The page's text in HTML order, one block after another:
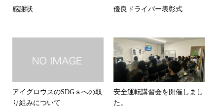
感謝状 優良ドライバー表彰式
アイグロウスのSDGｓへの取
り組みについて
安全運転講習会を開催しまし
た。